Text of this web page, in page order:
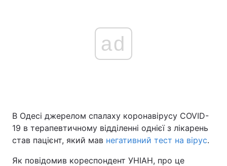
ad
В Одесі джерелом спалаху коронавірусу COVID-
19 в терапевтичному відділенні однієї з лікарень
став пацієнт, який мав негативний тест на вірус.
Як повідомив кореспондент УНІАН, про це